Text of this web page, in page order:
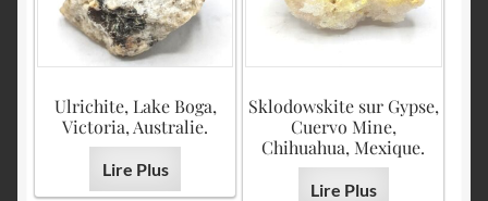
Ulrichite, Lake Boga,
Victoria, Australie.
Lire Plus
Sklodowskite sur Gypse,
Cuervo Mine,
Chihuahua, Mexique.
Lire Plus